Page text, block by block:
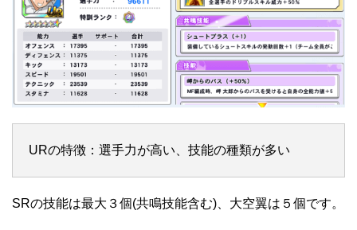
URの特徴：選手力が高い、技能の種類が多い
SRの技能は最大３個(共鳴技能含む)、大空翼は５個です。